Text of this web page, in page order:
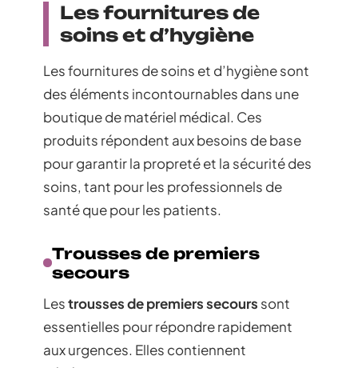
Les fournitures de
soins et d’hygiène
Les fournitures de soins et d’hygiène sont
des éléments incontournables dans une
boutique de matériel médical. Ces
produits répondent aux besoins de base
pour garantir la propreté et la sécurité des
soins, tant pour les professionnels de
santé que pour les patients.
Trousses de premiers
secours
Lestrousses de premiers secours sont
essentielles pour répondre rapidement
aux urgences. Elles contiennent